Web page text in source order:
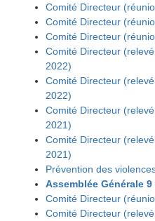
Comité Directeur
Comité Directeur
Comité Directeur
Comité Directeur
2022)
Comité Directeur
2022)
Comité Directeur
2021)
Comité Directeur
2021)
Prévention des
Assemblée Générale
Comité Directeur
Comité Directeur